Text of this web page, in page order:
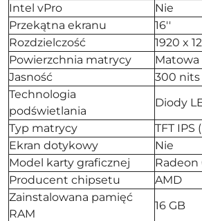
Intel vPro
Nie
Przekątna ekranu
16''
Rozdzielczość
1920 x
Powierzchnia matrycy
Matowa
Jasność
300 nits
Technologia
podświetlania
Diody
Typ matrycy
TFT IPS
Ekran dotykowy
Nie
Model karty graficznej
Radeon
Producent chipsetu
AMD
Zainstalowana pamięć
RAM
16 GB